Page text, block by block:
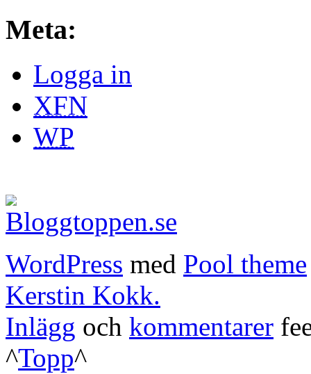
Meta:
Logga in
XFN
WP
WordPress med Pool theme
Kerstin Kokk.
Inlägg och kommentarer
^Topp^